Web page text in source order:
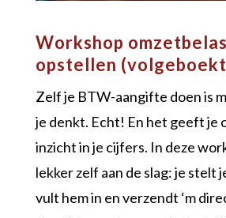
Workshop
opstellen
Zelf je BTW-aangifte doen is
je denkt. Echt! En het geeft je
inzicht in je cijfers. In deze
lekker zelf aan de slag: je stelt
vult hem in en verzendt ‘m